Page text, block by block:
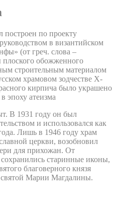
по проекту
в византийском
(от греч. слова –
плоского обожженного
строительным материалом
храмовом зодчестве X-
кирпича было украшено
эпоху атеизма
В 1931 году он был
и использовался как
Лишь в 1946 году храм
церкви, возобновил
для прихожан. От
старинные иконы,
благоверного князя
Марии Магдалины.